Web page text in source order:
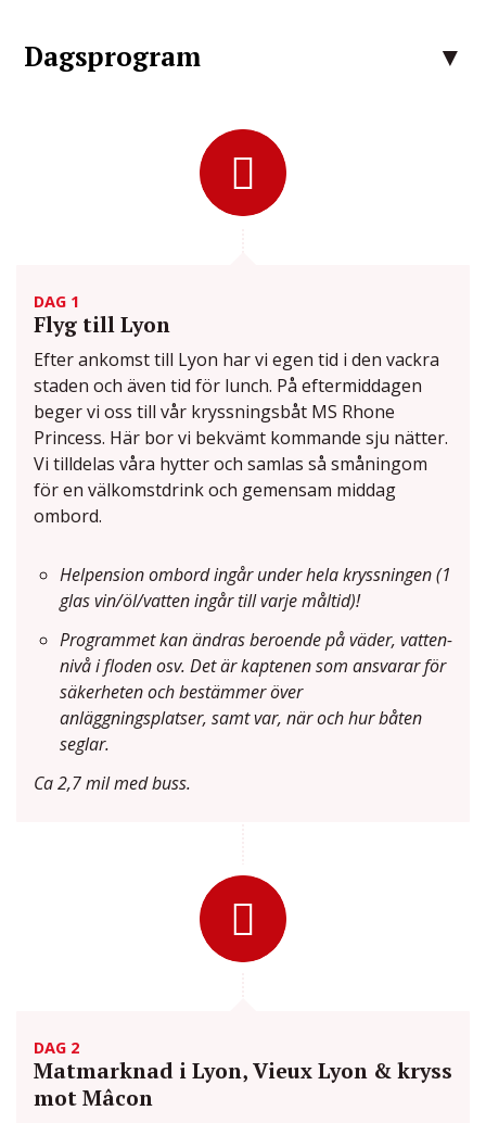
Dagsprogram
DAG 1
Flyg till Lyon
Efter ankomst till Lyon har vi egen tid i den vackra
staden och även tid för lunch. På eftermiddagen
beger vi oss till vår kryssningsbåt MS Rhone
Princess. Här bor vi bekvämt kommande sju nätter.
Vi tilldelas våra hytter och samlas så småningom
för en välkomstdrink och gemensam middag
ombord.
Helpension ombord ingår under hela kryssningen (1
glas vin/öl/vatten ingår till varje måltid)!
Programmet kan ändras beroende på väder, vatten-
nivå i floden osv. Det är kaptenen som ansvarar för
säkerheten och bestämmer över
anläggningsplatser, samt var, när och hur båten
seglar.
Ca 2,7 mil med buss.
DAG 2
Matmarknad i Lyon, Vieux Lyon & kryss
mot Mâcon